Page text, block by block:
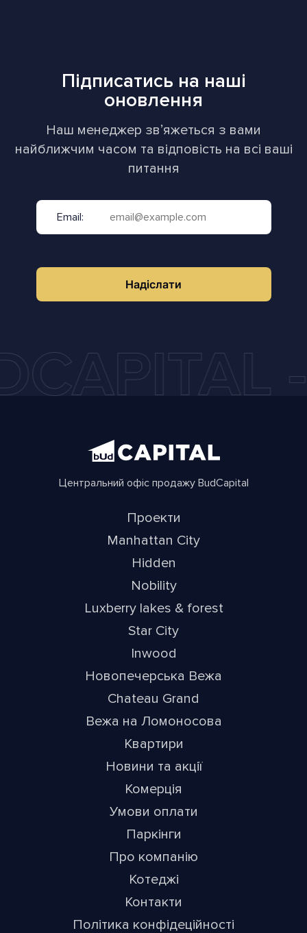
Підписатись на наші
оновлення
Наш менеджер звʼяжеться з вами
найближчим часом та відповість на всі ваші
питання
Email:
Надіслати
Центральний офіс продажу BudCapital
Проекти
Manhattan City
Hidden
Nobility
Luxberry lakes & forest
Star City
Inwood
Новопечерська Вежа
Chateau Grand
Вежа на Ломоносова
Квартири
Новини та акції
Комерція
Умови оплати
Паркінги
Про компанію
Котеджі
Контакти
Політика конфідеційності